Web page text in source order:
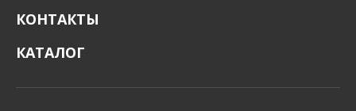
КОНТАКТЫ
КАТАЛОГ